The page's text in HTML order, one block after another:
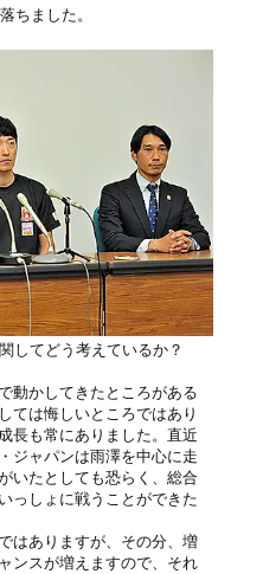
ちました。
してどう考えているか？
動かしてきたところがある
ては悔しいところではあり
長も常にありました。直近
ジャパンは雨澤を中心に走
いたとしても恐らく、総合
っしょに戦うことができた
はありますが、その分、増
ンスが増えますので、それ